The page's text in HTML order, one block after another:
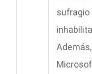
sufragio